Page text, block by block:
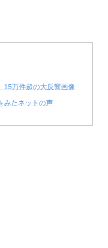
万件超の大反響画像
みたネットの声